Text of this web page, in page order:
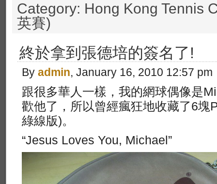
Category: Hong Kong Tennis
英賽)
終於拿到張德培的簽名了!
By admin, January 16, 2010 12:57 pm
跟很多華人一樣，我的網球偶像是
歡他了，所以曾經瘋狂地收藏了6塊
綠線版)。
“Jesus Loves You, Michael”